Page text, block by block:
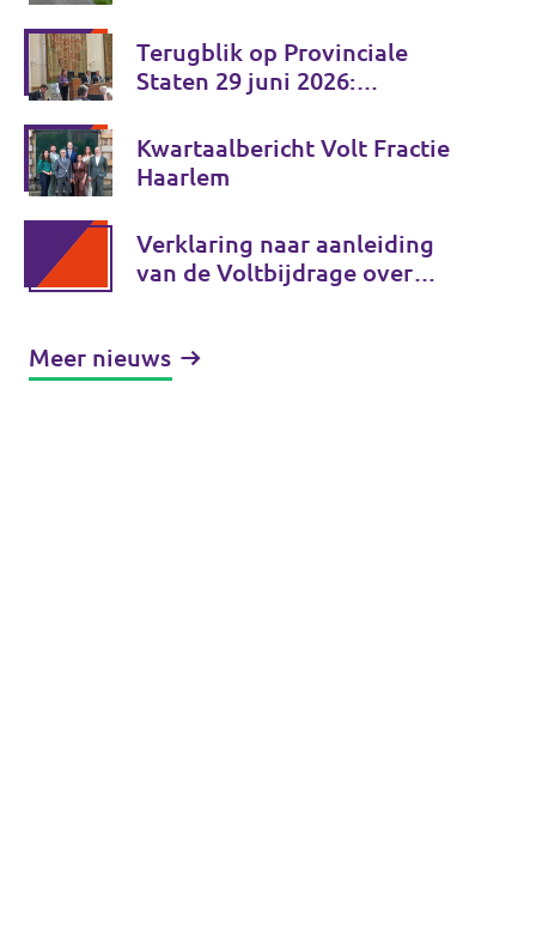
verkeersveiligheidsplan
Terugblik op Provinciale
Staten 29 juni 2026:
Noord-Holland
Kwartaalbericht Volt Fractie
Haarlem
Verklaring naar aanleiding
van de Voltbijdrage over
Meer nieuws